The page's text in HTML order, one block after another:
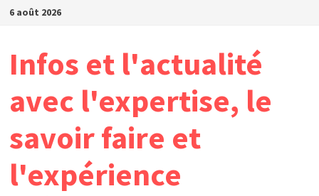
Passer
6 août 2026
Infos et l'actualité
avec l'expertise, le
savoir faire et
l'expérience